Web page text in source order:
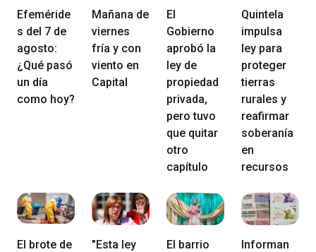
Efeméride
s del 7 de
agosto:
¿Qué pasó
un día
como hoy?
Mañana de
viernes
fría y con
viento en
Capital
El
Gobierno
aprobó la
ley de
propiedad
privada,
pero tuvo
que quitar
otro
capítulo
Quintela
impulsa
ley para
proteger
tierras
rurales y
reafirmar
soberanía
en
recursos
El brote de
"Esta ley
El barrio
Informan